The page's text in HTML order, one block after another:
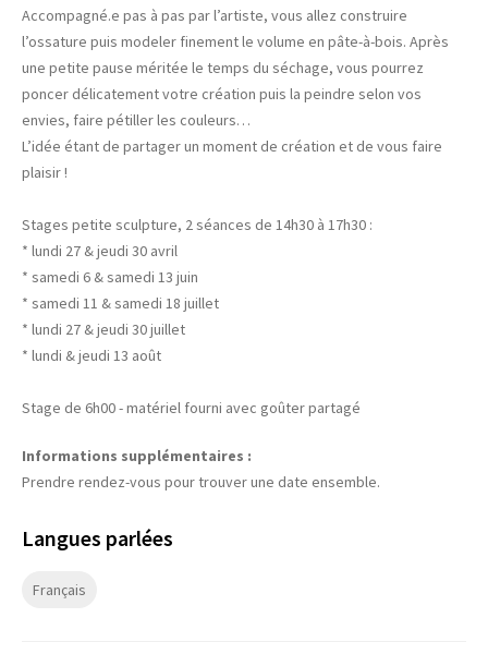
Accompagné.e pas à pas par l’artiste, vous allez construire
l’ossature puis modeler finement le volume en pâte-à-bois. Après
une petite pause méritée le temps du séchage, vous pourrez
poncer délicatement votre création puis la peindre selon vos
envies, faire pétiller les couleurs…
L’idée étant de partager un moment de création et de vous faire
plaisir !
Stages petite sculpture, 2 séances de 14h30 à 17h30 :
* lundi 27 & jeudi 30 avril
* samedi 6 & samedi 13 juin
* samedi 11 & samedi 18 juillet
* lundi 27 & jeudi 30 juillet
* lundi & jeudi 13 août
Stage de 6h00 - matériel fourni avec goûter partagé
Informations supplémentaires :
Prendre rendez-vous pour trouver une date ensemble.
Langues parlées
Français